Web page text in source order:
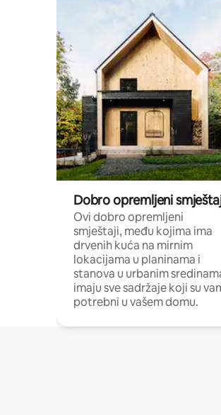
Dobro opremljeni
Ovi dobro opremljeni
smještaji, među kojima ima
drvenih kuća na mirnim
lokacijama u planinama i
stanova u urbanim
imaju sve sadržaje koji su
potrebni u vašem domu.